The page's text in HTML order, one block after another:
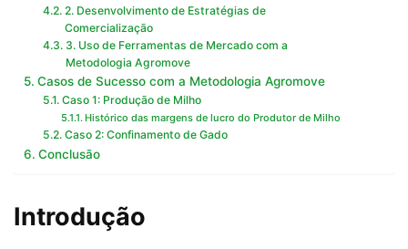
2. Desenvolvimento de Estratégias de
Comercialização
3. Uso de Ferramentas de Mercado com a
Metodologia Agromove
Casos de Sucesso com a Metodologia Agromove
Caso 1: Produção de Milho
Histórico das margens de lucro do Produtor de Milho
Caso 2: Confinamento de Gado
Conclusão
Introdução